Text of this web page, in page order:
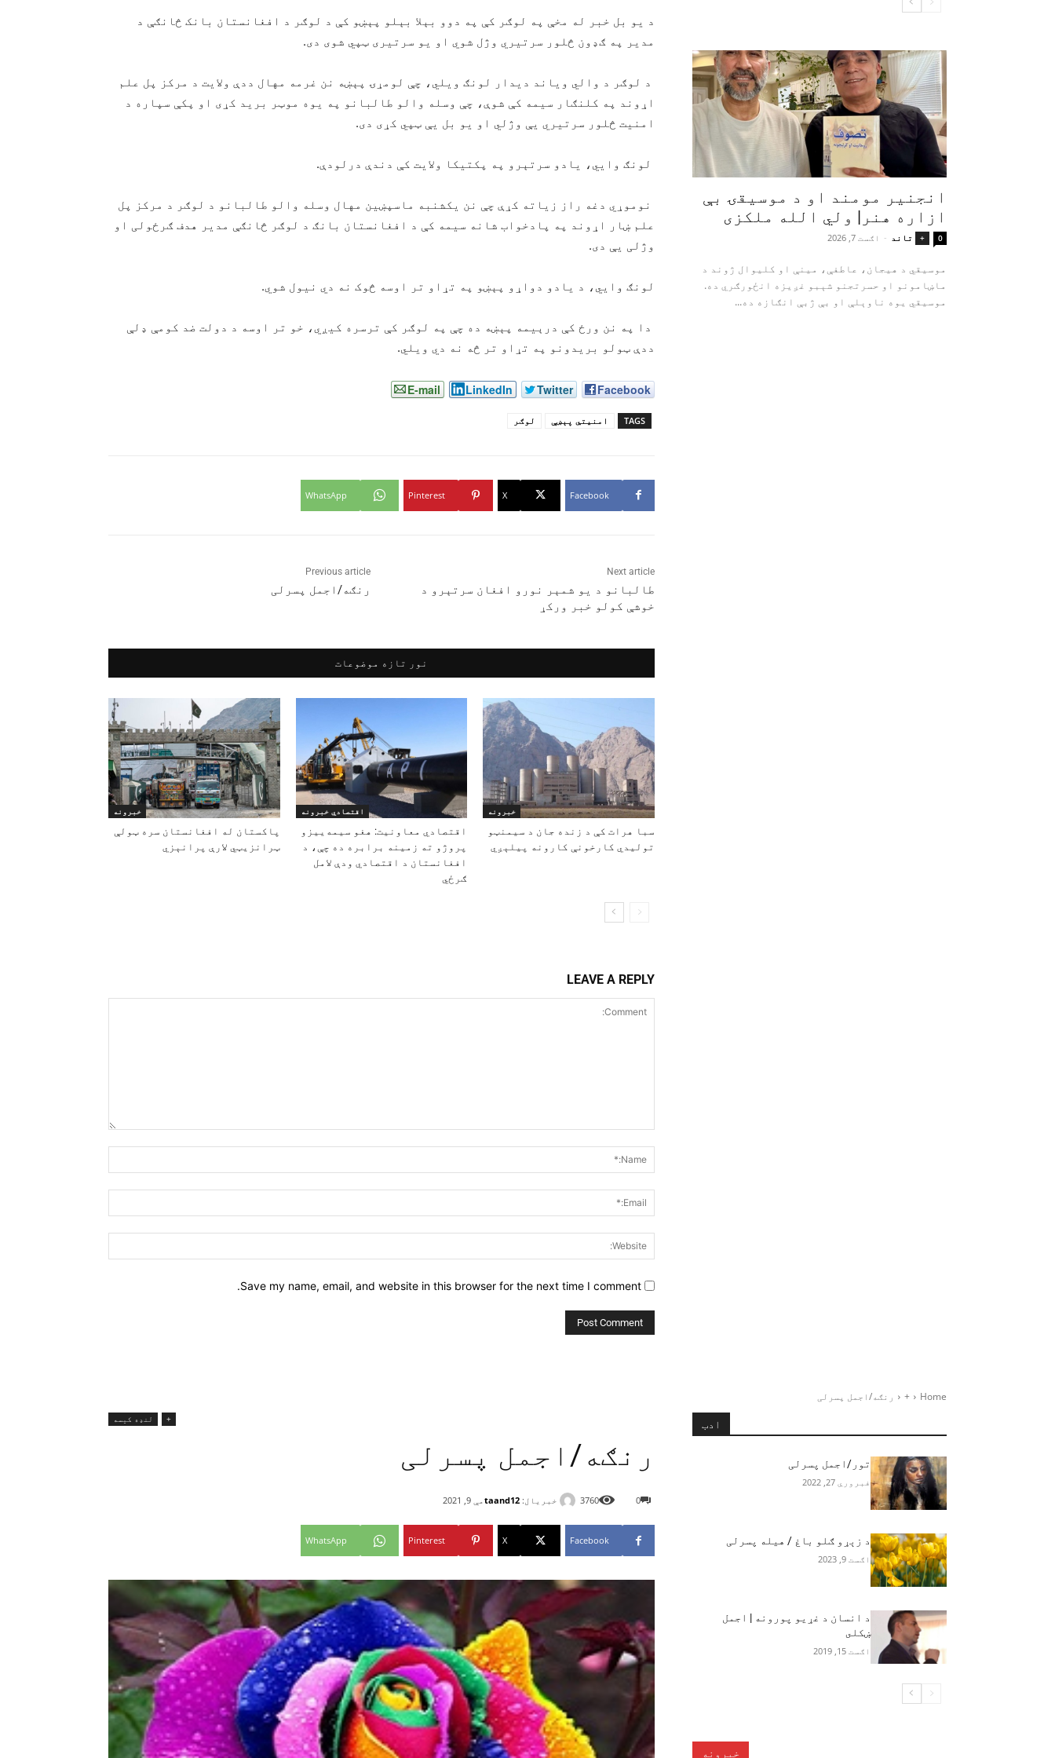
د یو بل خبر له مخې په لوګر کې په دوو بېلا بېلو پېښو کې د لوګر د افغانستان بانک څانګې د
مدیر په ګډون څلور سرتيري وژل شوي او یو سرتیری ټپي شوی دی.
د لوګر د والي ویاند دیدار لونګ ویلي، چې لومړۍ پېښه نن غرمه مهال ددې ولایت د مرکز پل علم
اړوند په کلنګار سیمه کې شوې، چې وسله والو طالبانو په یوه موټر برید کړی او پکې سپاره د
امنیت څلور سرتیري یې وژلي او یو بل یې ټپي کړی دی.
لونګ وایي، یادو سرتېرو په پکتیکا ولایت کې دندې درلودې.
نوموړي دغه راز زیاته کړې چې نن یکشنبه ماسپښین مهال وسله والو طالبانو د لوګر د مرکز پل
علم ښار اړوند په پادخواب شانه سیمه کې د افغانستان بانګ د لوګر څانګې مدیر هدف ګرځولی او
وژلی یې دی.
لونګ وایي، د یادو دواړو پېښو په تړاو تر اوسه څوک نه دي نیول شوي.
دا په نن ورځ کې درېیمه پېښه ده چې په لوګر کې ترسره کیږي، خو تر اوسه د دولت ضد کومې ډلې
ددې ټولو بریدونو په تړاو تر څه نه دي ویلي.
Facebook
Twitter
LinkedIn
E-mail
TAGS امنیتي پېښې لوګر
Facebook
X
Pinterest
WhatsApp
Previous article
رنګه/اجمل پسرلی
Next article
طالبانو د یو شمېر نورو افغان سرتېرو د
خوشې کولو خبر ورکړ
نور تازه موضوعات
خبرونه
سبا هرات کې د زنده جان د سیمنټو
تولیدي کارخونې کارونه پیلېږي
اقتصادي خبرونه
اقتصادي معاونیت: هغو سیمه‌ییزو
پروژو ته زمینه برابره ده چې، د
افغانستان د اقتصادي ودې لامل
ګرځي
خبرونه
پاکستان له افغانستان سره ټولې
ټرانزیټي لارې پرانېزي
LEAVE A REPLY
Save my name, email, and website in this browser for the next time I comment.
انجنیر مومند او د موسیقۍ بې‌
ازاره هنر| ولي الله ملکزی
+ تاند - اګست 7, 2026 0
موسیقي د هیجان، عاطفې، مینې او کلیوال ژوند د
ماښامونو او حسرتجنو شېبو غږیزه انځورګري ده.
موسیقي یوه ناوېلې او بې‌ ژبې انګازه ده...